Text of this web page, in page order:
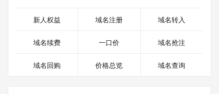
新人权益 域名注册 域名转入
域名续费 一口价 域名抢注
域名回购 价格总览 域名查询